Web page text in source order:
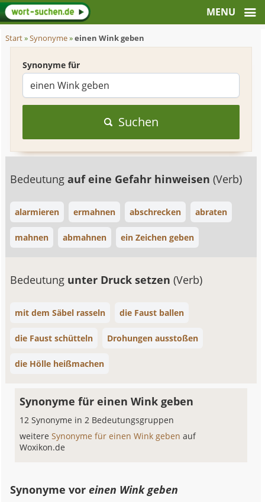
Start»Synonyme»einen Wink geben
Synonyme für
Suchen
Bedeutungauf eine Gefahr hinweisen(Verb)
alarmieren ermahnen abschrecken abraten
mahnen abmahnen ein Zeichen geben
Bedeutung unter Druck setzen(Verb)
mit dem Säbel rasseln die Faust ballen
die Faust schütteln Drohungen ausstoßen
die Hölle heißmachen
Synonyme für einen Wink geben
12 Synonyme in 2 Bedeutungsgruppen
weitereSynonyme für einen Wink gebenauf
Woxikon.de
Synonyme voreinen Wink geben